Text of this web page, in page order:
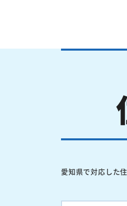
愛知県で対応した